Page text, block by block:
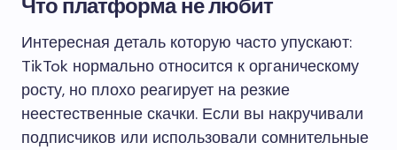
Что платформа не любит
Интересная деталь которую часто упускают:
TikTok нормально относится к органическому
росту, но плохо реагирует на резкие
неестественные скачки. Если вы накручивали
подписчиков или использовали сомнительные